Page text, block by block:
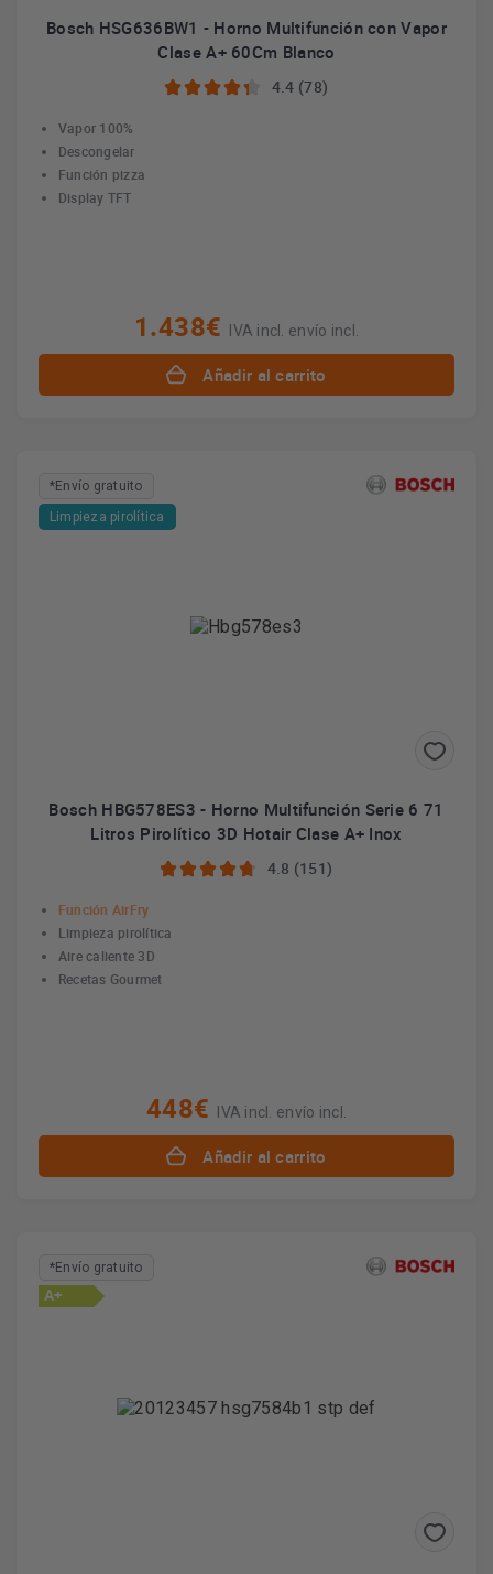
Bosch HSG636BW1 - Horno Multifunción con Vapor
Clase A+ 60Cm Blanco
4.4 (78)
Vapor 100%
Descongelar
Función pizza
Display TFT
1.438€ IVA incl. envío incl.
Añadir al carrito
*Envío gratuito
Limpieza pirolítica
Bosch HBG578ES3 - Horno Multifunción Serie 6 71
Litros Pirolítico 3D Hotair Clase A+ Inox
4.8 (151)
Función AirFry
Limpieza pirolítica
Aire caliente 3D
Recetas Gourmet
448€ IVA incl. envío incl.
Añadir al carrito
*Envío gratuito
A+